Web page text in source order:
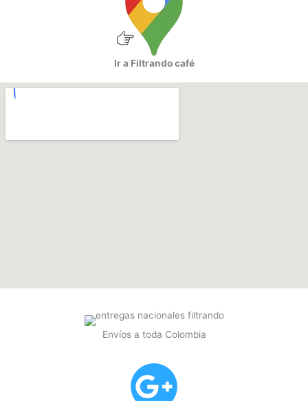
Ir a Filtrando café
Envíos a toda Colombia